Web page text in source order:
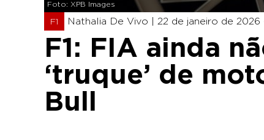
Foto: XPB Images
F1 Nathalia De Vivo | 22 de janeiro de 2026
F1: FIA ainda
‘truque’ de
Bull